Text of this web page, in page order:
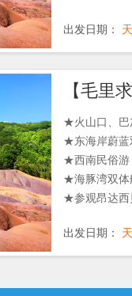
出发日期：
出发日期：
★火山口、巴
★东海岸蔚蓝
★西南民俗游
★海豚湾双体
★参观昂达西
★参观世界文